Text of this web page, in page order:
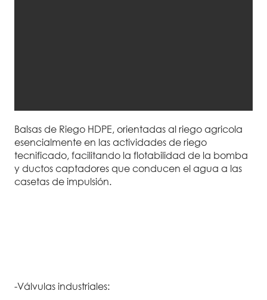
Balsas de Riego HDPE, orientadas al riego agricola
esencialmente en las actividades de riego
tecnificado, facilitando la flotabilidad de la bomba
y ductos captadores que conducen el agua a las
casetas de impulsión.
-Válvulas industriales: